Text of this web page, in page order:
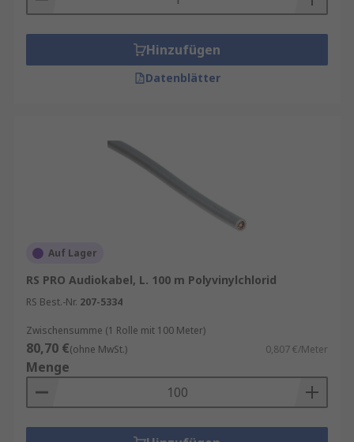
Hinzufügen
Datenblätter
Auf Lager
RS PRO Audiokabel, L. 100 m Polyvinylchlorid
RS Best.-Nr. 207-5334
Zwischensumme (1 Rolle mit 100 Meter)
80,70 €(ohne MwSt.) 0,807 €/Meter
Menge